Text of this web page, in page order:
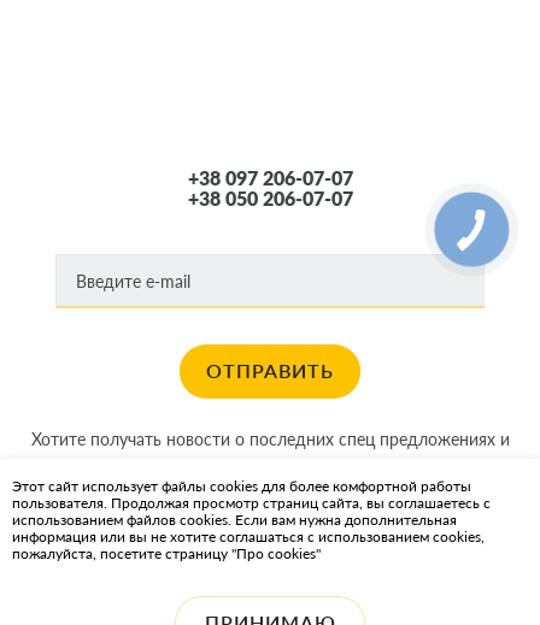
+38 097 206-07-07
+38 050 206-07-07
ОТПРАВИТЬ
Хотите получать новости о последних спец предложениях и
КАРТА САЙТА
Этот сайт использует файлы cookies для более комфортной работы
пользователя. Продолжая просмотр страниц сайта, вы соглашаетесь с
использованием файлов cookies. Если вам нужна дополнительная
информация или вы не хотите соглашаться с использованием cookies,
пожалуйста, посетите страницу "Про cookies"